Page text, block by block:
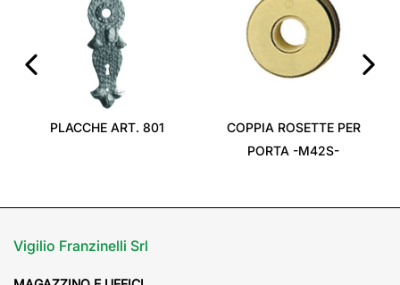
PLACCHE ART. 801
COPPIA ROSETTE PER
PORTA -M42S-
Vigilio Franzinelli Srl